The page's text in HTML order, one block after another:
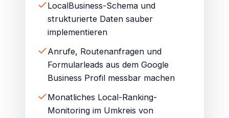
LocalBusiness-Schema und
strukturierte Daten sauber
implementieren
Anrufe, Routenanfragen und
Formularleads aus dem Google
Business Profil messbar machen
Monatliches Local-Ranking-
Monitoring im Umkreis von